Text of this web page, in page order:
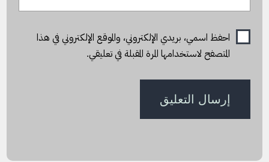
احفظ اسمي، بريدي الإلكتروني، والموقع الإلكتروني في هذا
المتصفح لاستخدامها المرة المقبلة في تعليقي.